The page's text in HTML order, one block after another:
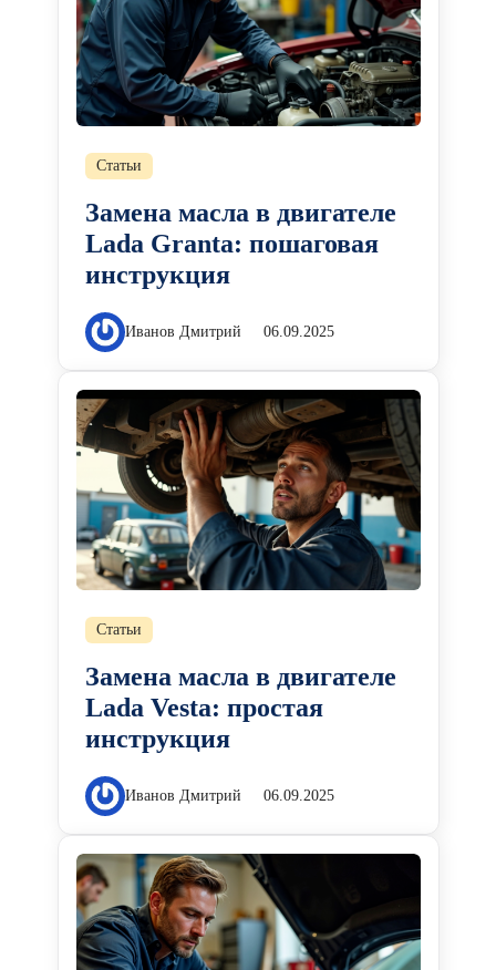
Статьи
Замена масла в двигателе
Lada Granta: пошаговая
инструкция
Иванов Дмитрий 06.09.2025
Статьи
Замена масла в двигателе
Lada Vesta: простая
инструкция
Иванов Дмитрий 06.09.2025